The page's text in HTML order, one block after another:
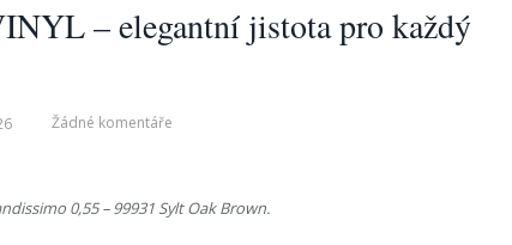
– elegantní jistota pro každý
Žádné komentáře
0,55 – 99931 Sylt Oak Brown.